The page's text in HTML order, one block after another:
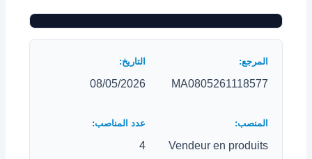
MA0805261118577
08/05/2026
Vendeur en produits
4